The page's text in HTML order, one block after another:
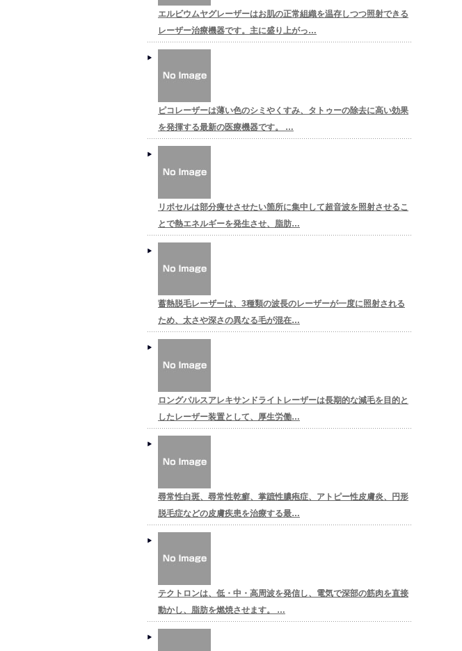
エルビウムヤグレーザーはお肌の正常組織を温存しつつ照射できる
レーザー治療機器です。主に盛り上がっ…
ピコレーザーは薄い色のシミやくすみ、タトゥーの除去に高い効果
を発揮する最新の医療機器です。 …
リポセルは部分痩せさせたい箇所に集中して超音波を照射させるこ
とで熱エネルギーを発生させ、脂肪…
蓄熱脱毛レーザーは、3種類の波長のレーザーが一度に照射される
ため、太さや深さの異なる毛が混在…
ロングパルスアレキサンドライトレーザーは長期的な減毛を目的と
したレーザー装置として、厚生労働…
尋常性白斑、尋常性乾癬、掌蹠性膿疱症、アトピー性皮膚炎、円形
脱毛症などの皮膚疾患を治療する最…
テクトロンは、低・中・高周波を発信し、電気で深部の筋肉を直接
動かし、脂肪を燃焼させます。 …